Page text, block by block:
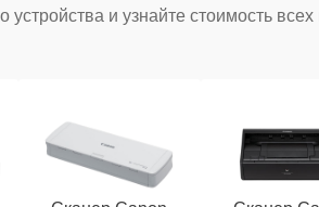
и узнайте стоимость